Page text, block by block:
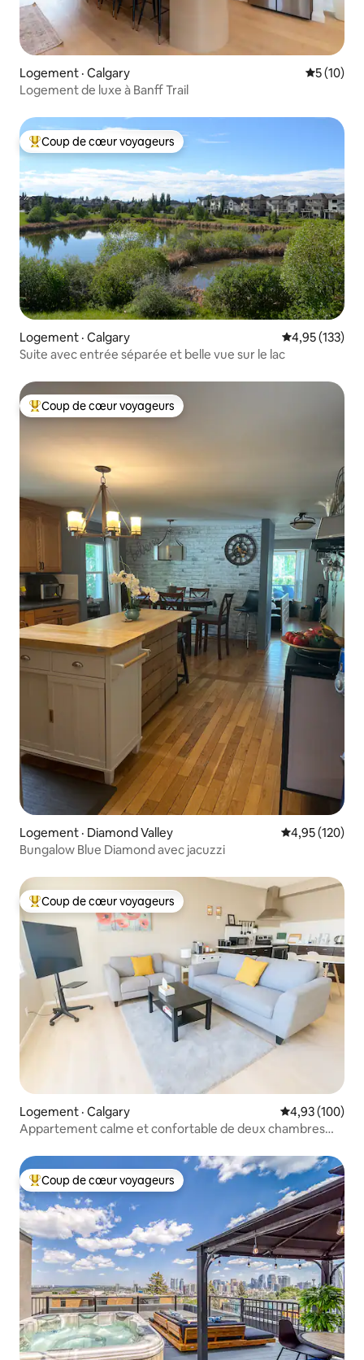
Logement · Calgary Note
5 (10)
Logement de luxe à Banff Trail
Coup de cœur voyageurs parmi les plus aimés
Coup de cœur voyageurs
Logement · Calgary Note
4,95 (133)
Suite avec entrée séparée et belle vue sur le lac
Coup de cœur voyageurs parmi les plus aimés
Coup de cœur voyageurs
Logement · Diamond Valley Note
4,95 (120)
Bungalow Blue Diamond avec jacuzzi
Coup de cœur voyageurs parmi les plus aimés
Coup de cœur voyageurs
Logement · Calgary Note
4,93 (100)
Appartement calme et confortable de deux chambres
Coup de cœur voyageurs parmi les plus aimés
Coup de cœur voyageurs